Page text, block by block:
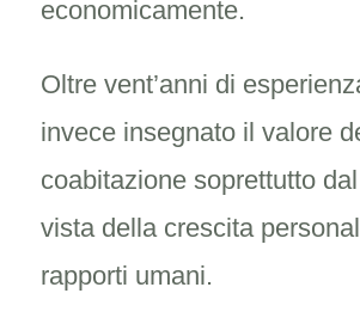
economicamente.
Oltre vent’anni di
invece insegnato il valore
coabitazione soprettutto
vista della crescita
rapporti umani.